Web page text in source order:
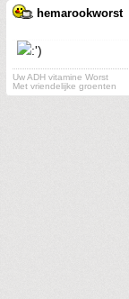
hemarookworst
Uw ADH vitamine Worst
Met vriendelijke groenten